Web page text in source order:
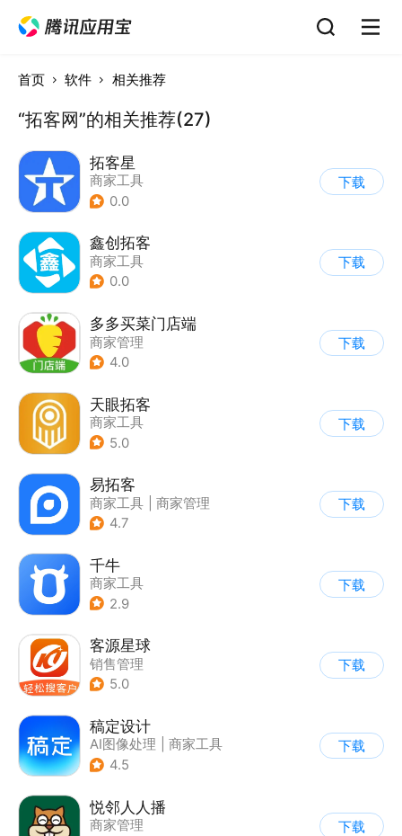
首页 软件 相关推荐
“拓客网”的相关推荐(27)
拓客星
商家工具
0.0
下载
鑫创拓客
商家工具
0.0
下载
多多买菜门店端
商家管理
4.0
下载
天眼拓客
商家工具
5.0
下载
易拓客
商家工具
商家管理
4.7
下载
千牛
商家工具
2.9
下载
客源星球
销售管理
5.0
下载
稿定设计
AI图像处理
商家工具
4.5
下载
悦邻人人播
商家管理
下载